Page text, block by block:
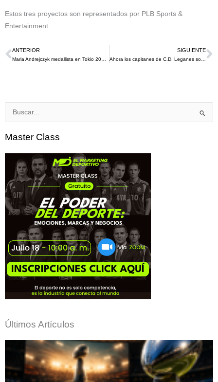
Estos tres proyectos son representados por PLB Sports &
Entertainment.
Ant
ANTERIOR SIGUIENTE
Ahora los capitanes de C.D. Leganes son coroneles gracias a su sponsor KFC
Buscar
Master Class
Últimos Artículos